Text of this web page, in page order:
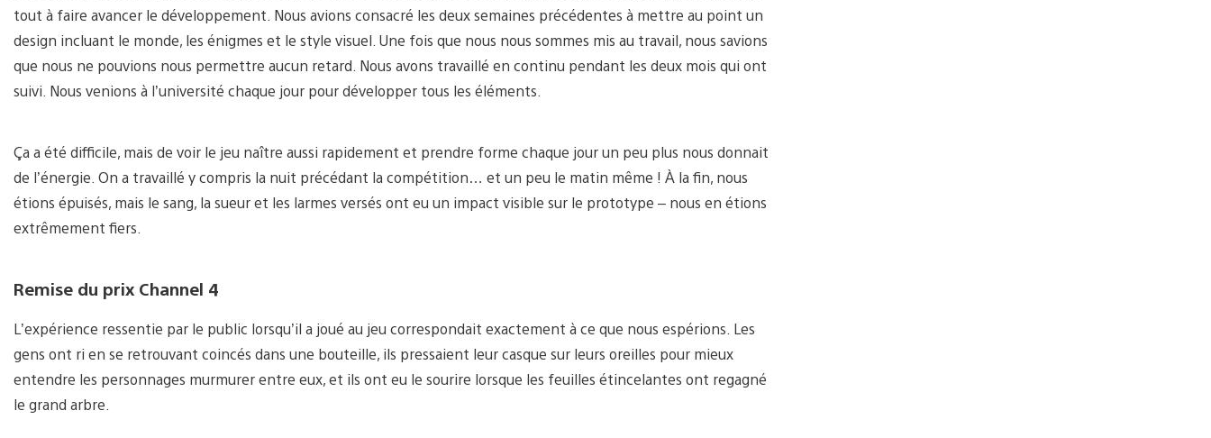
tout à faire avancer le développement. Nous avions consacré les deux semaines précédentes à mettre au point un
design incluant le monde, les énigmes et le style visuel. Une fois que nous nous sommes mis au travail, nous savions
que nous ne pouvions nous permettre aucun retard. Nous avons travaillé en continu pendant les deux mois qui ont
suivi. Nous venions à l’université chaque jour pour développer tous les éléments.
Ça a été difficile, mais de voir le jeu naître aussi rapidement et prendre forme chaque jour un peu plus nous donnait
de l’énergie. On a travaillé y compris la nuit précédant la compétition… et un peu le matin même ! À la fin, nous
étions épuisés, mais le sang, la sueur et les larmes versés ont eu un impact visible sur le prototype – nous en étions
extrêmement fiers.
Remise du prix Channel 4
L’expérience ressentie par le public lorsqu’il a joué au jeu correspondait exactement à ce que nous espérions. Les
gens ont ri en se retrouvant coincés dans une bouteille, ils pressaient leur casque sur leurs oreilles pour mieux
entendre les personnages murmurer entre eux, et ils ont eu le sourire lorsque les feuilles étincelantes ont regagné
le grand arbre.